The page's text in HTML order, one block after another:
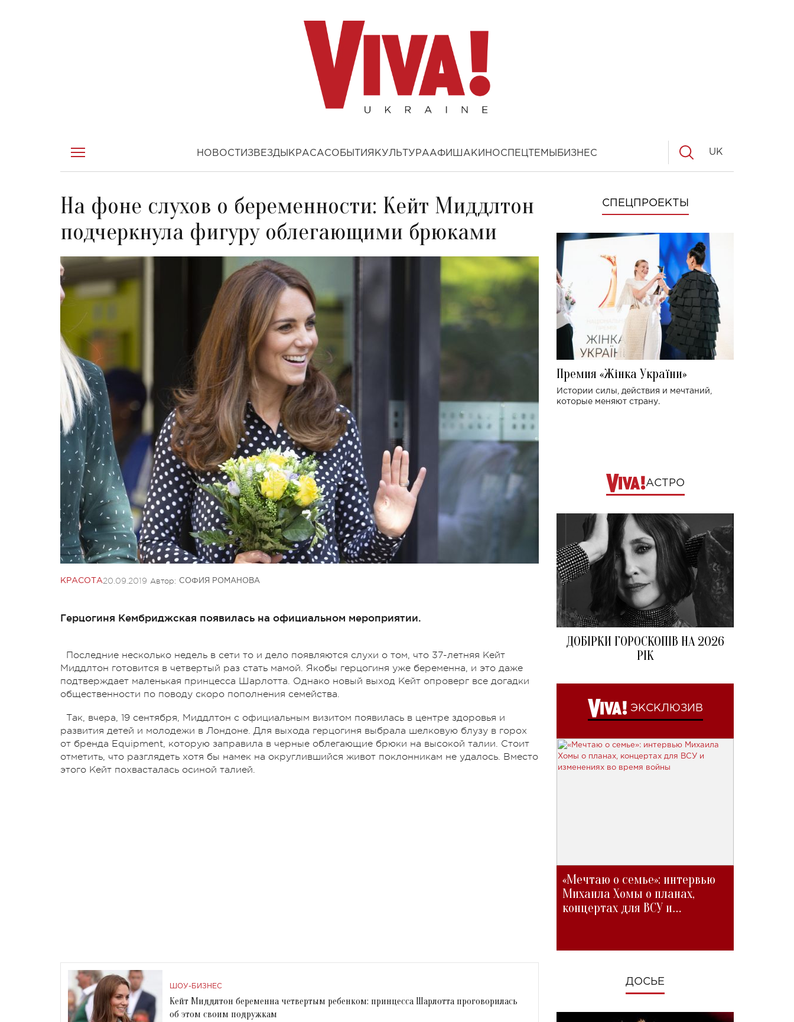
НОВОСТИ ЗВЕЗДЫ КРАСАСОБЫТИЯ КУЛЬТУРААФИША КИНОСПЕЦТЕМЫ БИЗНЕС UK
На фоне слухов о беременности: Кейт Миддлтон
подчеркнула фигуру облегающими брюками
КРАСОТА20.09.2019 Автор: СОФИЯ РОМАНОВА
Герцогиня Кембриджская появилась на официальном мероприятии.
Последние несколько недель в сети то и дело появляются слухи о том, что 37-летняя Кейт
Миддлтон готовится в четвертый раз стать мамой. Якобы герцогиня уже беременна, и это даже
подтверждает маленькая принцесса Шарлотта. Однако новый выход Кейт опроверг все догадки
общественности по поводу скоро пополнения семейства.
Так, вчера, 19 сентября, Миддлтон с официальным визитом появилась в центре здоровья и
развития детей и молодежи в Лондоне. Для выхода герцогиня выбрала шелковую блузу в горох
от бренда Equipment, которую заправила в черные облегающие брюки на высокой талии. Стоит
отметить, что разглядеть хотя бы намек на округлившийся живот поклонникам не удалось. Вместо
этого Кейт похвасталась осиной талией.
ШОУ-БИЗНЕС
Кейт Миддлтон беременна четвертым ребенком: принцесса Шарлотта проговорилась
об этом своим подружкам
СПЕЦПРОЕКТЫ
Премия «Жінка України»
Истории силы, действия и мечтаний,
которые меняют страну.
АСТРО
ДОБІРКИ ГОРОСКОПІВ НА 2026
РІК
ЭКСКЛЮЗИВ
«Мечтаю о семье»: интервью
Михаила Хомы о планах,
концертах для ВСУ и
ДОСЬЕ